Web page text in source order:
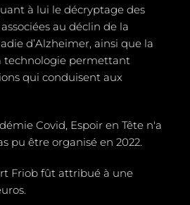
à lui le décryptage des
au déclin de la
d’Alzheimer, ainsi que la
technologie permettant
qui conduisent aux
Covid, Espoir en Tête n'a
pu être organisé en 2022.
Friob fût attribué à une